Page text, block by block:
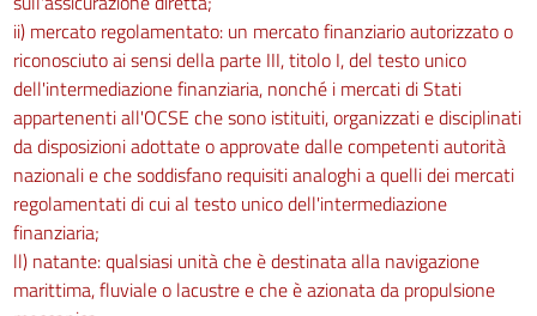
ii) mercato regolamentato: un mercato finanziario autorizzato o
riconosciuto ai sensi della parte III, titolo I, del testo unico
dell'intermediazione finanziaria, nonché i mercati di Stati
appartenenti all'OCSE che sono istituiti, organizzati e disciplinati
da disposizioni adottate o approvate dalle competenti autorità
nazionali e che soddisfano requisiti analoghi a quelli dei mercati
regolamentati di cui al testo unico dell'intermediazione
finanziaria;
ll) natante: qualsiasi unità che è destinata alla navigazione
marittima, fluviale o lacustre e che è azionata da propulsione